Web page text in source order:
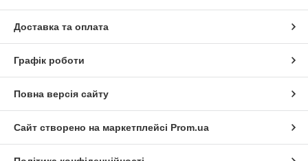
Доставка та оплата
Графік роботи
Повна версія сайту
Сайт створено на маркетплейсі Prom.ua